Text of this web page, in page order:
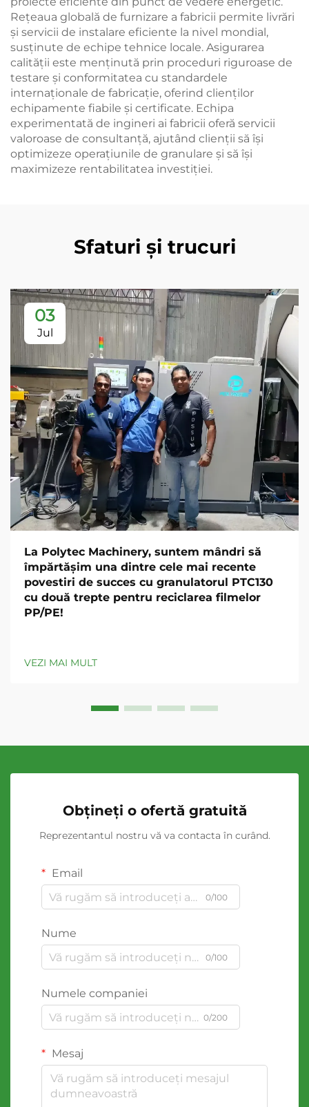
Rețeaua globală de furnizare a fabricii permite livrări
și servicii de instalare eficiente la nivel mondial,
susținute de echipe tehnice locale. Asigurarea
calității este menținută prin proceduri riguroase de
testare și conformitatea cu standardele
internaționale de fabricație, oferind clienților
echipamente fiabile și certificate. Echipa
experimentată de ingineri ai fabricii oferă servicii
valoroase de consultanță, ajutând clienții să își
optimizeze operațiunile de granulare și să își
maximizeze rentabilitatea investiției.
Sfaturi și trucuri
03
Jul
La Polytec Machinery, suntem mândri să
împărtășim una dintre cele mai recente
povestiri de succes cu granulatorul PTC130
cu două trepte pentru reciclarea filmelor
PP/PE!
VEZI MAI MULT
Obțineți o ofertă gratuită
Reprezentantul nostru vă va contacta în curând.
Email
0/100
Nume
0/100
Numele companiei
0/200
Mesaj